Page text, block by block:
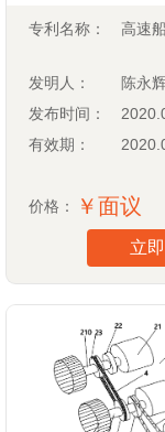
专利名称： 高速
发明人：
陈永
发布时间：
有效期：
价格： ￥面议
立